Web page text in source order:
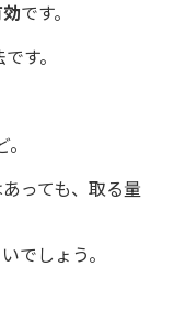
です。
す。
っても、取る量
でしょう。